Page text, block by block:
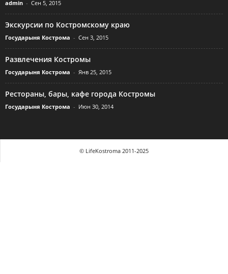
admin - Сен 5, 2015
Экскурсии по Костромскому краю
Государыня Кострома - Сен 3, 2015
Развлечения Костромы
Государыня Кострома - Янв 25, 2015
Рестораны, бары, кафе города Костромы
Государыня Кострома - Июн 30, 2014
© LifeKostroma 2011-2025